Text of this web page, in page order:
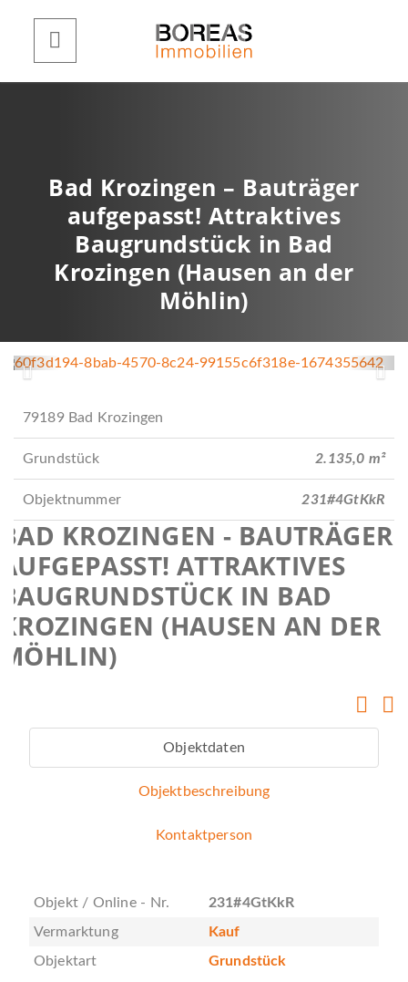
Bad Krozingen – Bauträger
aufgepasst! Attraktives
Baugrundstück in Bad
Krozingen (Hausen an der
Möhlin)
60f3d194-8bab-4570-8c24-
Z
r
c
k
W
e
r
79189 Bad Krozingen
Grundstück 2.135,0 m²
Objektnummer 231#4GtKkR
BAD KROZINGEN - BAUTRÄGER
AUFGEPASST! ATTRAKTIVES
BAUGRUNDSTÜCK IN BAD
KROZINGEN (HAUSEN AN DER
MÖHLIN)
Objektdaten
Objektbeschreibung
Kontaktperson
Objekt / Online - Nr.
231#4GtKkR
Vermarktung
Kauf
Objektart
Grundstück